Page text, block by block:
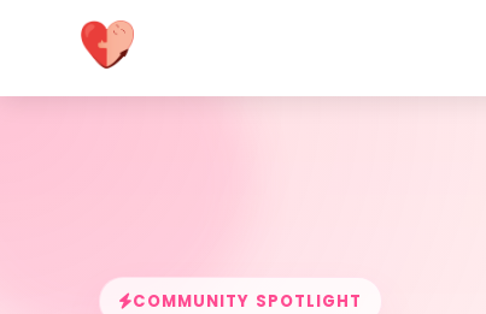
COMMUNITY SPOTLIGHT